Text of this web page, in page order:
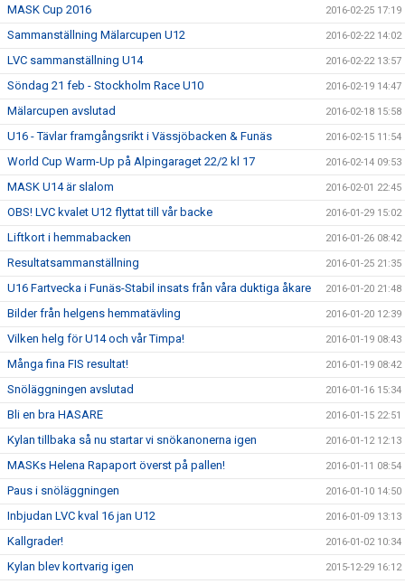
MASK Cup 2016 2016-02-25 17:19
Sammanställning Mälarcupen U12 2016-02-22 14:02
LVC sammanställning U14 2016-02-22 13:57
Söndag 21 feb - Stockholm Race U10 2016-02-19 14:47
Mälarcupen avslutad 2016-02-18 15:58
U16 - Tävlar framgångsrikt i Vässjöbacken & Funäs 2016-02-15 11:54
World Cup Warm-Up på Alpingaraget 22/2 kl 17 2016-02-14 09:53
MASK U14 är slalom 2016-02-01 22:45
OBS! LVC kvalet U12 flyttat till vår backe 2016-01-29 15:02
Liftkort i hemmabacken 2016-01-26 08:42
Resultatsammanställning 2016-01-25 21:35
U16 Fartvecka i Funäs-Stabil insats från våra duktiga åkare 2016-01-20 21:48
Bilder från helgens hemmatävling 2016-01-20 12:39
Vilken helg för U14 och vår Timpa! 2016-01-19 08:43
Många fina FIS resultat! 2016-01-19 08:42
Snöläggningen avslutad 2016-01-16 15:34
Bli en bra HASARE 2016-01-15 22:51
Kylan tillbaka så nu startar vi snökanonerna igen 2016-01-12 12:13
MASKs Helena Rapaport överst på pallen! 2016-01-11 08:54
Paus i snöläggningen 2016-01-10 14:50
Inbjudan LVC kval 16 jan U12 2016-01-09 13:13
Kallgrader! 2016-01-02 10:34
Kylan blev kortvarig igen 2015-12-29 16:12